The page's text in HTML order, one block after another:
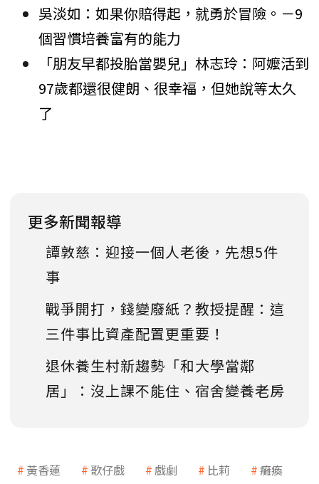
吳淡如：如果你賠得起，就勇於冒險。－9
個習慣培養富有的能力
「朋友早都投胎當嬰兒」林志玲：阿嬤活到
97歲都還很健朗、很幸福，但她說等太久
了
更多新聞報導
譚敦慈：迎接一個人老後，先想5件
事
戰爭開打，錢變廢紙？教授提醒：這
三件事比資產配置更重要！
退休養生村新趨勢「和大學當鄰
居」：沒上課不能住、宿舍變養老房
黃香蓮 歌仔戲 戲劇 比莉 癱瘓